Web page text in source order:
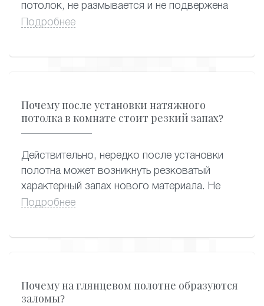
потолок, не размывается и не подвержена
растрескиванию, поэтому ухаживать за
Подробнее
Почему после установки натяжного
потолка в комнате стоит резкий запах?
Действительно, нередко после установки
полотна может возникнуть резковатый
характерный запах нового материала. Не
стоит волноваться: он, как правило,
они самые востребованные, и их быстро
Подробнее
Почему на глянцевом полотне образуются
заломы?